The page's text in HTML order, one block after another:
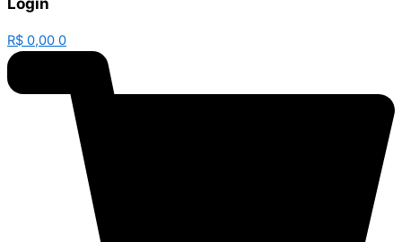
R$ 0,00 0